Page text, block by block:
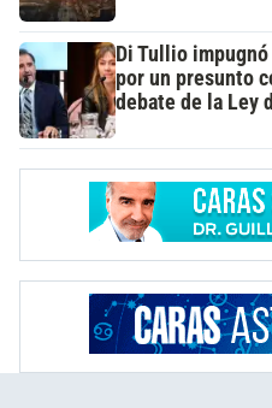
Di Tullio
por un presunto
debate de la Ley